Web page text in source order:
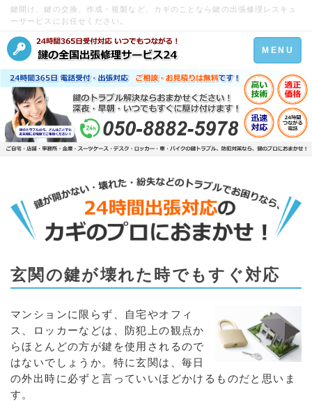
鍵開け、鍵の交換、作成・複製など、カギのことなら鍵の出張修理レスキュ
ーサービスにお任せください。
Toggle
navigation
MENU
玄関の鍵が壊れた時でもすぐ対応
マンションに限らず、自宅やオフィ
ス、ロッカーなどは、防犯上の観点か
らほとんどの方が鍵を使用されるので
はないでしょうか。特に玄関は、毎日
の外出時に必ずと言っていいほどかけるものだと思いま
す。